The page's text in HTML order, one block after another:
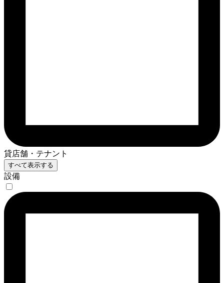
貸店舗・テナント
すべて表示する
設備